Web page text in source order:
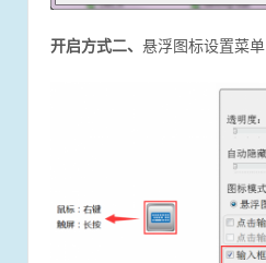
开启方式二、 悬浮图标设置菜单